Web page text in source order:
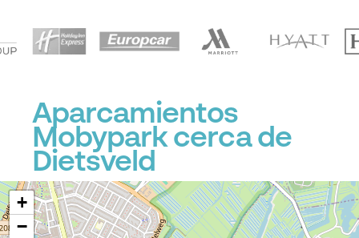
Aparcamientos
Mobypark cerca de
Dietsveld
+
−